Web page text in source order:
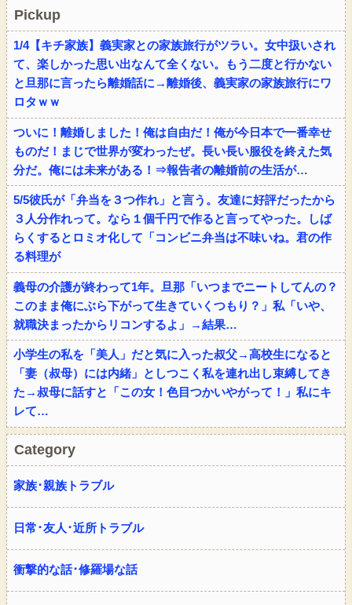
Pickup
1/4【キチ家族】義実家との家族旅行がツラい。女中扱いされ
て、楽しかった思い出なんて全くない。もう二度と行かない
と旦那に言ったら離婚話に→離婚後、義実家の家族旅行にワ
ロタｗｗ
ついに！離婚しました！俺は自由だ！俺が今日本で一番幸せ
ものだ！まじで世界が変わったぜ。長い長い服役を終えた気
分だ。俺には未来がある！⇒報告者の離婚前の生活が…
5/5彼氏が「弁当を３つ作れ」と言う。友達に好評だったから
３人分作れって。なら１個千円で作ると言ってやった。しば
らくするとロミオ化して「コンビニ弁当は不味いね。君の作
る料理が
義母の介護が終わって1年。旦那「いつまでニートしてんの？
このまま俺にぶら下がって生きていくつもり？」私「いや、
就職決まったからリコンするよ」→結果…
小学生の私を「美人」だと気に入った叔父→高校生になると
「妻（叔母）には内緒」としつこく私を連れ出し束縛してき
た→叔母に話すと「この女！色目つかいやがって！」私にキ
レて…
Category
家族･親族トラブル
日常･友人･近所トラブル
衝撃的な話･修羅場な話